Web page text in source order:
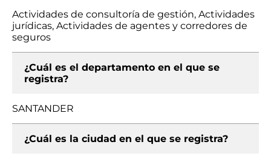
Actividades de consultoría de gestión, Actividades
jurídicas, Actividades de agentes y corredores de
seguros
¿Cuál es el departamento en el que se
registra?
SANTANDER
¿Cuál es la ciudad en el que se registra?